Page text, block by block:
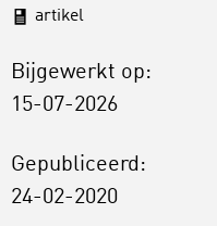
artikel
Bijgewerkt op:
15-07-2026
Gepubliceerd:
24-02-2020